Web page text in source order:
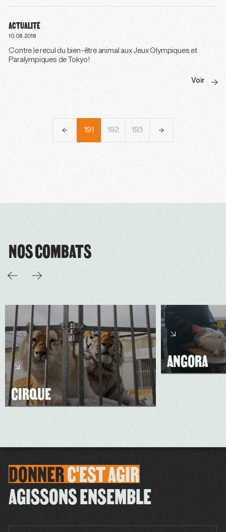
ACTUALITÉ
10.08.2018
Contre le recul du bien-être animal aux Jeux Olympiques et
Paralympiques de Tokyo!
Voir
190 191 192 193 194
NOS COMBATS
CIRQUE
ANGORA
DONNERC'ESTAGIR
AGISSONS ENSEMBLE